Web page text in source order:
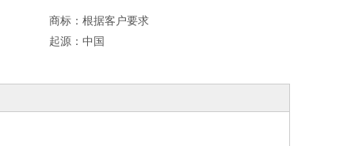
商标： 根据客户要求
起源： 中国